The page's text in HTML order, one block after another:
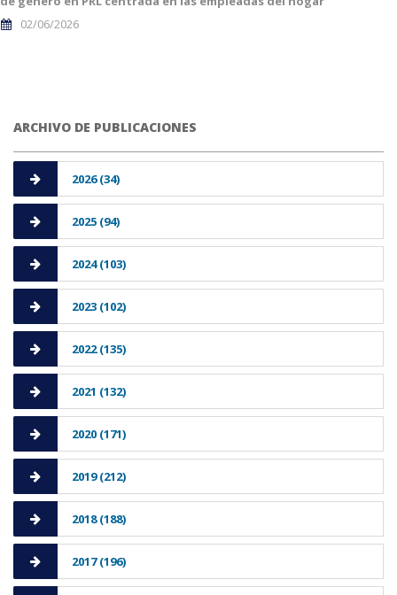
02/06/2026
ARCHIVO DE PUBLICACIONES
2026 (34)
2025 (94)
2024 (103)
2023 (102)
2022 (135)
2021 (132)
2020 (171)
2019 (212)
2018 (188)
2017 (196)